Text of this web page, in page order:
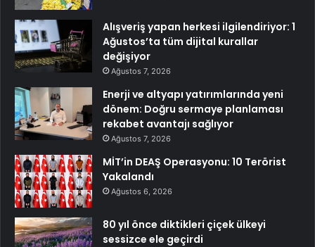
Alışveriş yapan herkesi ilgilendiriyor: 1
Ağustos’ta tüm dijital kurallar
değişiyor
Ağustos 7, 2026
Enerji ve altyapı yatırımlarında yeni
dönem: Doğru sermaye planlaması
rekabet avantajı sağlıyor
Ağustos 7, 2026
MİT’in DEAŞ Operasyonu: 10 Terörist
Yakalandı
Ağustos 6, 2026
80 yıl önce diktikleri çiçek ülkeyi
sessizce ele geçirdi